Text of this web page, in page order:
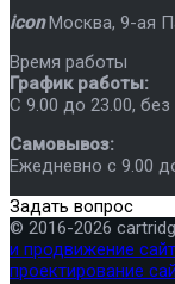
icon Москва, 9-ая
Время работы
График работы:
C 9.00 до 23.00,
Самовывоз:
Ежедневно с 9.00
Задать вопрос
© 2016-2026
и продвижение
проектирование